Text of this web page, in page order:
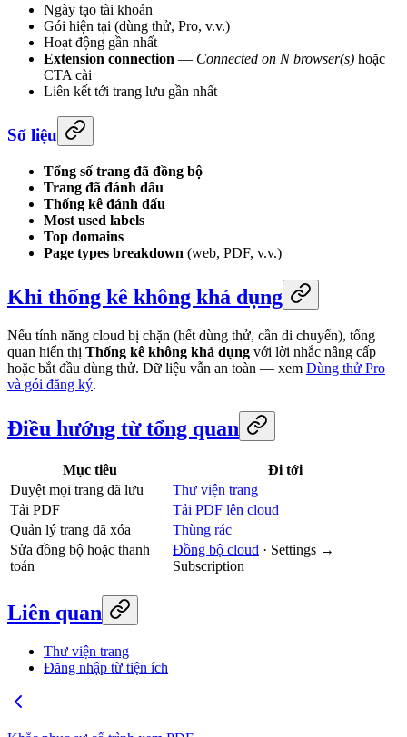
Ngày tạo tài khoản
Gói hiện tại (dùng thử, Pro, v.v.)
Hoạt động gần nhất
Extension connection — Connected on N browser(s) hoặc
CTA cài
Liên kết tới trang lưu gần nhất
Số liệu
Tổng số trang đã đồng bộ
Trang đã đánh dấu
Thống kê đánh dấu
Most used labels
Top domains
Page types breakdown (web, PDF, v.v.)
Khi thống kê không khả dụng
Nếu tính năng cloud bị chặn (hết dùng thử, cần di chuyển), tổng
quan hiển thị Thống kê không khả dụng với lời nhắc nâng cấp
hoặc bắt đầu dùng thử. Dữ liệu vẫn an toàn — xem Dùng thử Pro
và gói đăng ký.
Điều hướng từ tổng quan
Mục tiêu
Đi tới
Duyệt mọi trang đã lưu
Thư viện trang
Tải PDF
Tải PDF lên cloud
Quản lý trang đã xóa
Thùng rác
Sửa đồng bộ hoặc thanh
toán
Đồng bộ cloud · Settings →
Subscription
Liên quan
Thư viện trang
Đăng nhập từ tiện ích